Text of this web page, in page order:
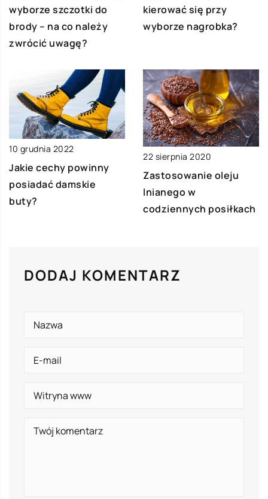
wyborze szczotki do
brody – na co należy
zwrócić uwagę?
kierować się przy
wyborze nagrobka?
10 grudnia 2022
Jakie cechy powinny
posiadać damskie
buty?
22 sierpnia 2020
Zastosowanie oleju
lnianego w
codziennych posiłkach
DODAJ KOMENTARZ